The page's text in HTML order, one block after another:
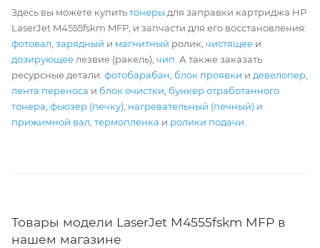
Здесь вы можете купитьтонеры для заправки картриджа HP
LaserJet M4555fskm MFP, и запчасти для его восстановления:
фотовал зарядный и магнитный ролик, чистящее и
дозирующее лезвие (ракель), чип . А также заказать
ресурсные детали: фотобарабан блок проявки и девелопер
лента переноса и блок очистки бункер отработанного
тонера фьюзер (печку) нагревательный (печный) и
прижимной вал термопленка и ролики подачи
Товары модели LaserJet M4555fskm MFP в
нашем магазине